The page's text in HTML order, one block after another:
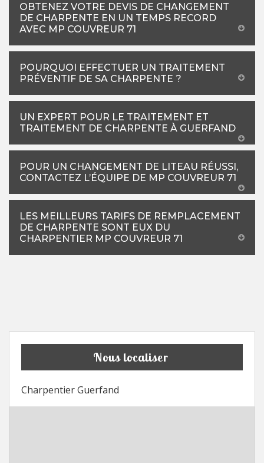
OBTENEZ VOTRE DEVIS DE CHANGEMENT
DE CHARPENTE EN UN TEMPS RECORD
AVEC MP COUVREUR 71
POURQUOI EFFECTUER UN TRAITEMENT
PRÉVENTIF DE SA CHARPENTE ?
UN EXPERT POUR LE TRAITEMENT ET
TRAITEMENT DE CHARPENTE À GUERFAND
POUR UN CHANGEMENT DE LITEAU RÉUSSI,
CONTACTEZ L’ÉQUIPE DE MP COUVREUR 71
LES MEILLEURS TARIFS DE REMPLACEMENT
DE CHARPENTE SONT EUX DU
CHARPENTIER MP COUVREUR 71
Nous localiser
Charpentier Guerfand